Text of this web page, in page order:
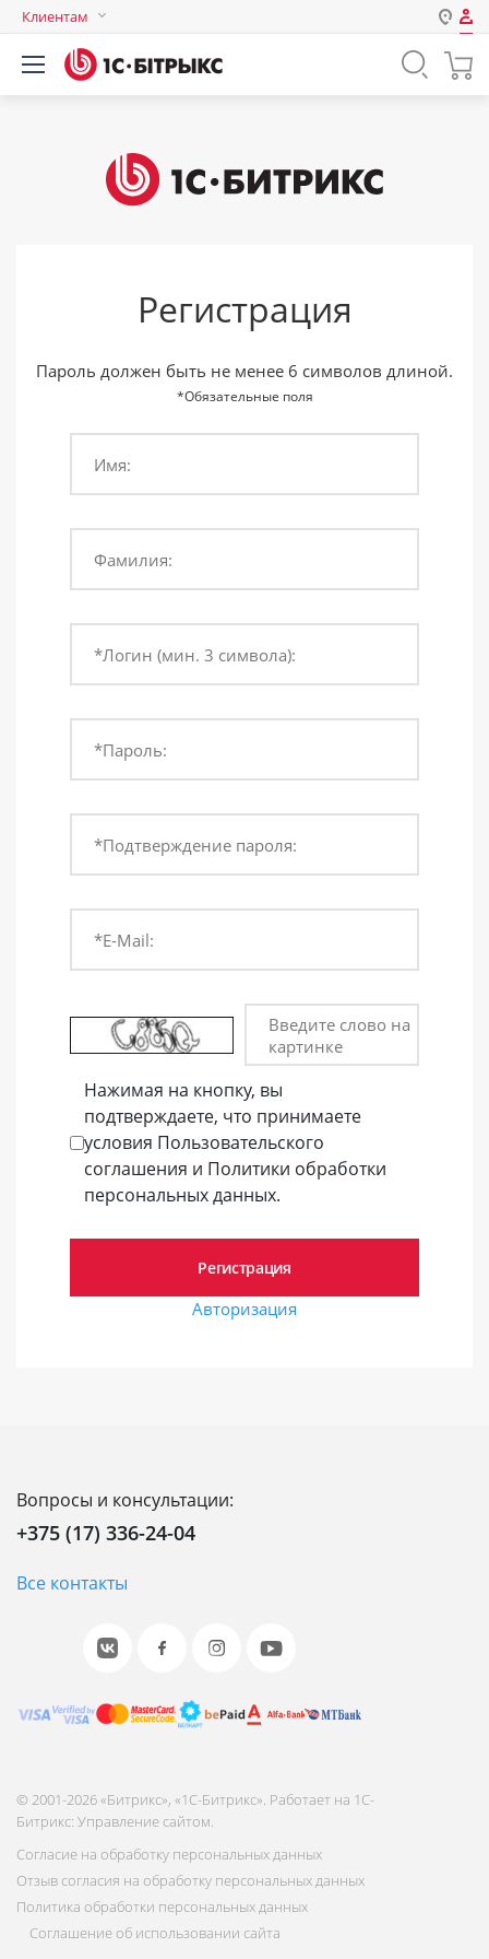
Клиентам
Авторизация
Логин
Запомнить меня на этом
компьютере
Забыли свой пароль?
Регистрация
Пароль должен быть не менее 6 символов длиной.
*Обязательные поля
Имя:
Фамилия:
*Логин (мин. 3 символа):
*Пароль:
*Подтверждение пароля:
*E-Mail:
Введите слово на
картинке
Нажимая на кнопку, вы
подтверждаете, что принимаете
условия Пользовательского
соглашения и Политики обработки
персональных данных.
Авторизация
Вопросы и консультации:
+375 (17) 336-24-04
Все контакты
© 2001-2026 «Битрикс», «1С-Битрикс». Работает на 1С-
Битрикс: Управление сайтом.
Согласие на обработку персональных данных
Отзыв согласия на обработку персональных данных
Политика обработки персональных данных
Соглашение об использовании сайта